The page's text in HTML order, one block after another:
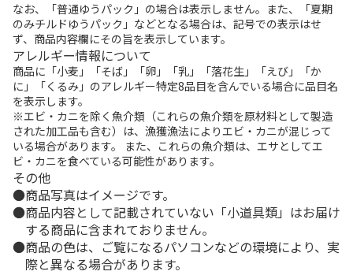
なお、「普通ゆうパック」の場合は表示しません。また、「夏期
のみチルドゆうパック」などとなる場合は、記号での表示はせ
ず、商品内容欄にその旨を表示しています。
アレルギー情報について
商品に「小麦」「そば」「卵」「乳」「落花生」「えび」「か
に」「くるみ」のアレルギー特定8品目を含んでいる場合に品目名
を表示します。
※エビ・カニを除く魚介類（これらの魚介類を原材料として製造
された加工品も含む）は、漁獲漁法によりエビ・カニが混じって
いる場合があります。 また、これらの魚介類は、エサとしてエ
ビ・カニを食べている可能性があります。
その他
商品写真はイメージです。
商品内容として記載されていない「小道具類」はお届け
する商品に含まれておりません。
商品の色は、ご覧になるパソコンなどの環境により、実
際と異なる場合があります。